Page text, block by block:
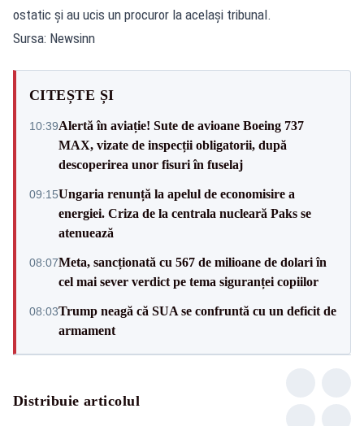
ostatic și au ucis un procuror la același tribunal.
Sursa: Newsinn
CITEȘTE ȘI
10:39Alertă în aviație! Sute de avioane Boeing 737
MAX, vizate de inspecții obligatorii, după
descoperirea unor fisuri în fuselaj
09:15Ungaria renunță la apelul de economisire a
energiei. Criza de la centrala nucleară Paks se
atenuează
08:07Meta, sancționată cu 567 de milioane de dolari în
cel mai sever verdict pe tema siguranței copiilor
08:03Trump neagă că SUA se confruntă cu un deficit de
armament
Distribuie articolul